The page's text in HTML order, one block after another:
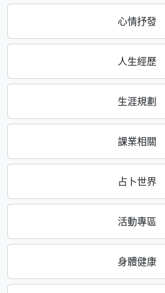
心情抒發
人生經歷
生涯規劃
課業相關
占卜世界
活動專區
身體健康